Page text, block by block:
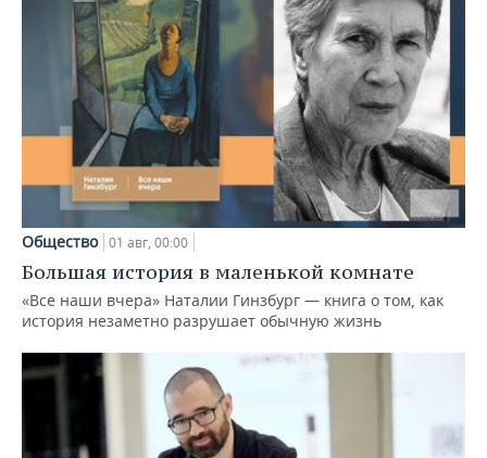
Общество 01 авг, 00:00
Большая история в маленькой комнате
«Все наши вчера» Наталии Гинзбург — книга о том, как
история незаметно разрушает обычную жизнь